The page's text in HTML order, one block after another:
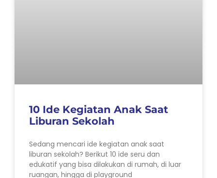
10 Ide Kegiatan Anak Saat
Liburan Sekolah
Sedang mencari ide kegiatan anak saat
liburan sekolah? Berikut 10 ide seru dan
edukatif yang bisa dilakukan di rumah, di luar
ruangan, hingga di playground